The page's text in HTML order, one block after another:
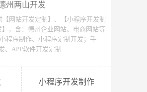
州两山开发
网站开发定制】、【小程序开发制
】，含：德州企业网站、电商网站等
程序制作、小程序定制开发；手机
、APP软件开发定制
小程序开发制作